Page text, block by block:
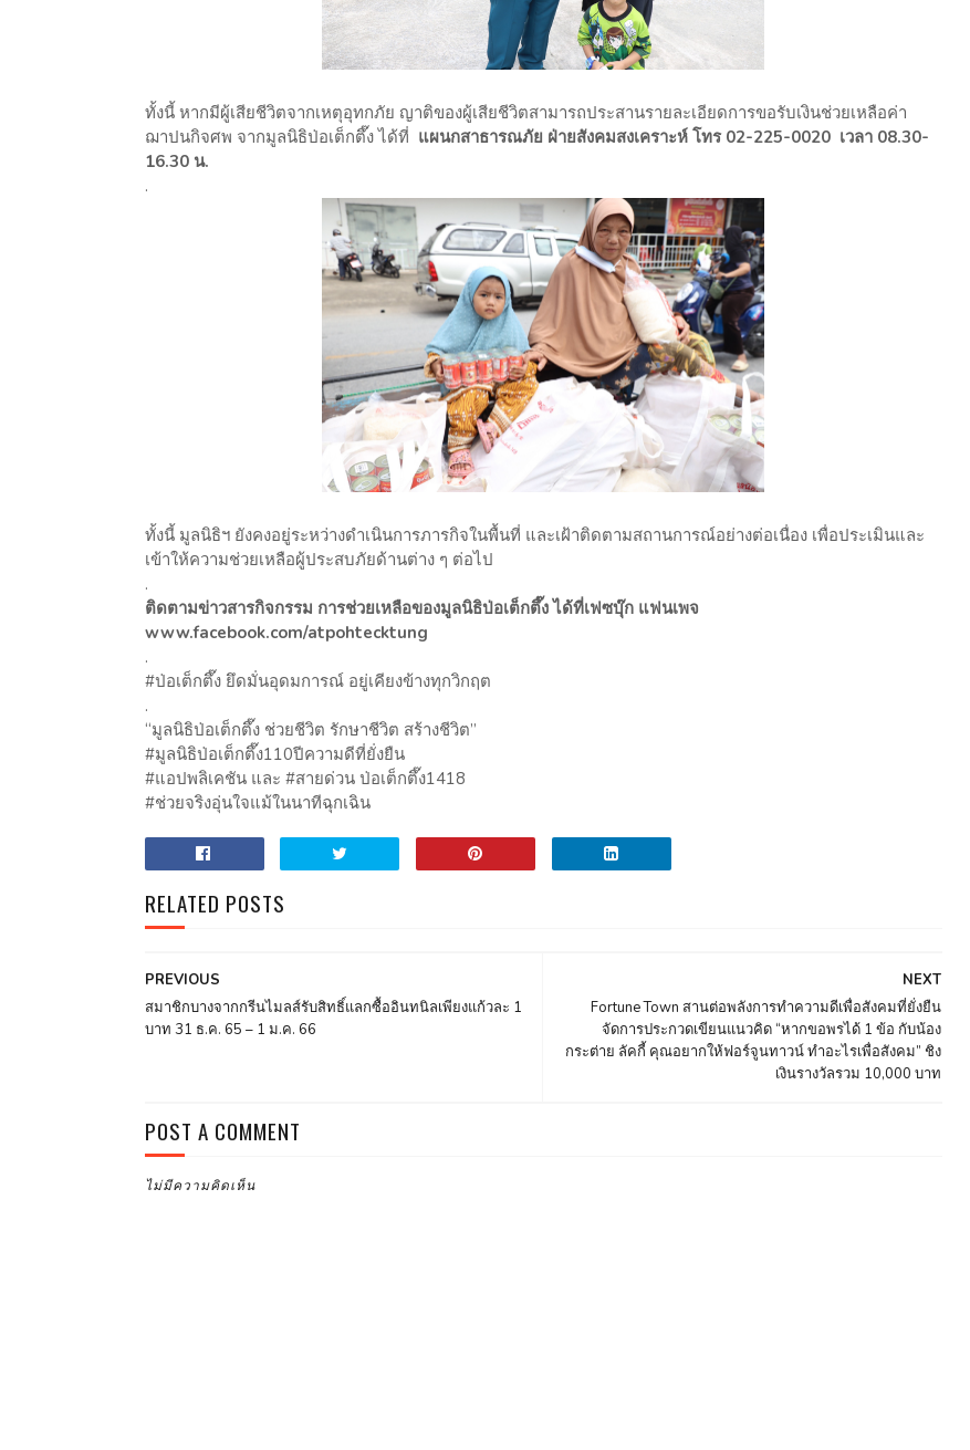
ทั้งนี้ หากมีผู้เสียชีวิตจากเหตุอุทกภัย ญาติของผู้เสียชีวิตสามารถประสานรายละเอียดการขอรับเงินช่วยเหลือค่า
ฌาปนกิจศพ จากมูลนิธิป่อเต็กตึ๊ง ได้ที่ แผนกสาธารณภัย ฝ่ายสังคมสงเคราะห์ โทร 02-225-0020 เวลา 08.30-
16.30 น.
.
ทั้งนี้ มูลนิธิฯ ยังคงอยู่ระหว่างดำเนินการภารกิจในพื้นที่ และเฝ้าติดตามสถานการณ์อย่างต่อเนื่อง เพื่อประเมินและ
เข้าให้ความช่วยเหลือผู้ประสบภัยด้านต่าง ๆ ต่อไป
.
ติดตามข่าวสารกิจกรรม การช่วยเหลือของมูลนิธิป่อเต็กตึ๊ง ได้ที่เฟซบุ๊ก แฟนเพจ
www.facebook.com/atpohtecktung
.
#ป่อเต็กตึ๊ง ยึดมั่นอุดมการณ์ อยู่เคียงข้างทุกวิกฤต
.
“มูลนิธิป่อเต็กตึ๊ง ช่วยชีวิต รักษาชีวิต สร้างชีวิต”
#มูลนิธิป่อเต็กตึ๊ง110ปีความดีที่ยั่งยืน
#แอปพลิเคชัน และ #สายด่วน ป่อเต็กตึ๊ง1418
#ช่วยจริงอุ่นใจแม้ในนาทีฉุกเฉิน
RELATED POSTS
NEXT
Fortune Town สานต่อพลังการทำความดีเพื่อสังคมที่ยั่งยืน
จัดการประกวดเขียนแนวคิด “หากขอพรได้ 1 ข้อ กับน้อง
กระต่าย ลัคกี้ คุณอยากให้ฟอร์จูนทาวน์ ทำอะไรเพื่อสังคม” ชิง
เงินรางวัลรวม 10,000 บาท
PREVIOUS
สมาชิกบางจากกรีนไมลส์รับสิทธิ์แลกซื้ออินทนิลเพียงแก้วละ 1
บาท 31 ธ.ค. 65 – 1 ม.ค. 66
POST A COMMENT
ไม่มีความคิดเห็น